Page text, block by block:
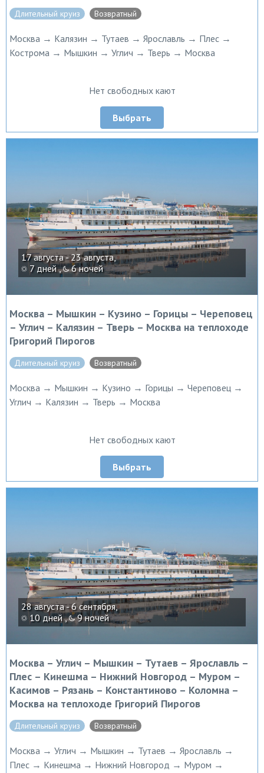
Длительный круиз Возвратный
Москва → Калязин → Тутаев → Ярославль → Плес →
Кострома → Мышкин → Углич → Тверь → Москва
Нет свободных кают
Выбрать
17 августа - 23 августа,
7 дней , 6 ночей
Москва – Мышкин – Кузино – Горицы – Череповец
– Углич – Калязин – Тверь – Москва на теплоходе
Григорий Пирогов
Длительный круиз Возвратный
Москва → Мышкин → Кузино → Горицы → Череповец →
Углич → Калязин → Тверь → Москва
Нет свободных кают
Выбрать
28 августа - 6 сентября,
10 дней , 9 ночей
Москва – Углич – Мышкин – Тутаев – Ярославль –
Плес – Кинешма – Нижний Новгород – Муром –
Касимов – Рязань – Константиново – Коломна –
Москва на теплоходе Григорий Пирогов
Длительный круиз Возвратный
Москва → Углич → Мышкин → Тутаев → Ярославль →
Плес → Кинешма → Нижний Новгород → Муром →